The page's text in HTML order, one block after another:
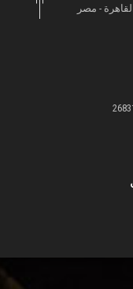
- مصر